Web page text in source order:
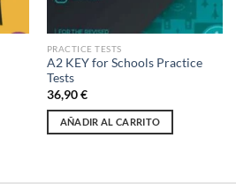
PRACTICE TESTS
A2 KEY for Schools Practice
Tests
36,90€
AÑADIR AL CARRITO